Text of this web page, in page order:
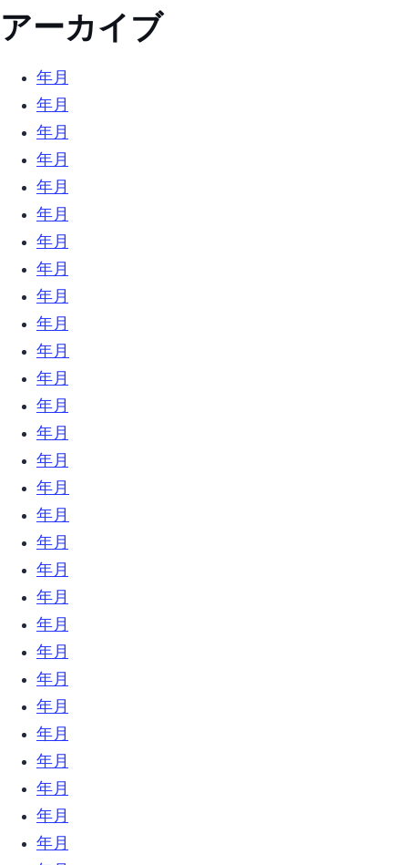
アーカイブ
2025年10月 (2)
2022年4月 (5)
2022年3月 (3)
2022年2月 (3)
2021年12月 (2)
2021年6月 (1)
2021年4月 (1)
2021年1月 (1)
2020年12月 (1)
2020年10月 (1)
2020年7月 (7)
2020年6月 (3)
2020年5月 (4)
2020年4月 (6)
2020年3月 (5)
2020年2月 (7)
2020年1月 (7)
2019年12月 (23)
2019年11月 (18)
2019年10月 (24)
2019年9月 (31)
2019年8月 (21)
2019年7月 (9)
2019年6月 (23)
2019年5月 (6)
2019年4月 (12)
2019年3月 (18)
2019年2月 (17)
2019年1月 (34)